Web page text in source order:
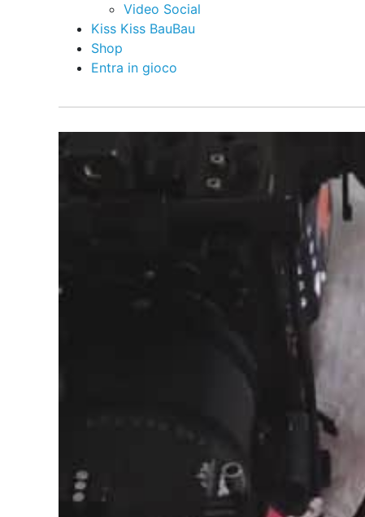
Video Social
Kiss Kiss BauBau
Shop
Entra in gioco